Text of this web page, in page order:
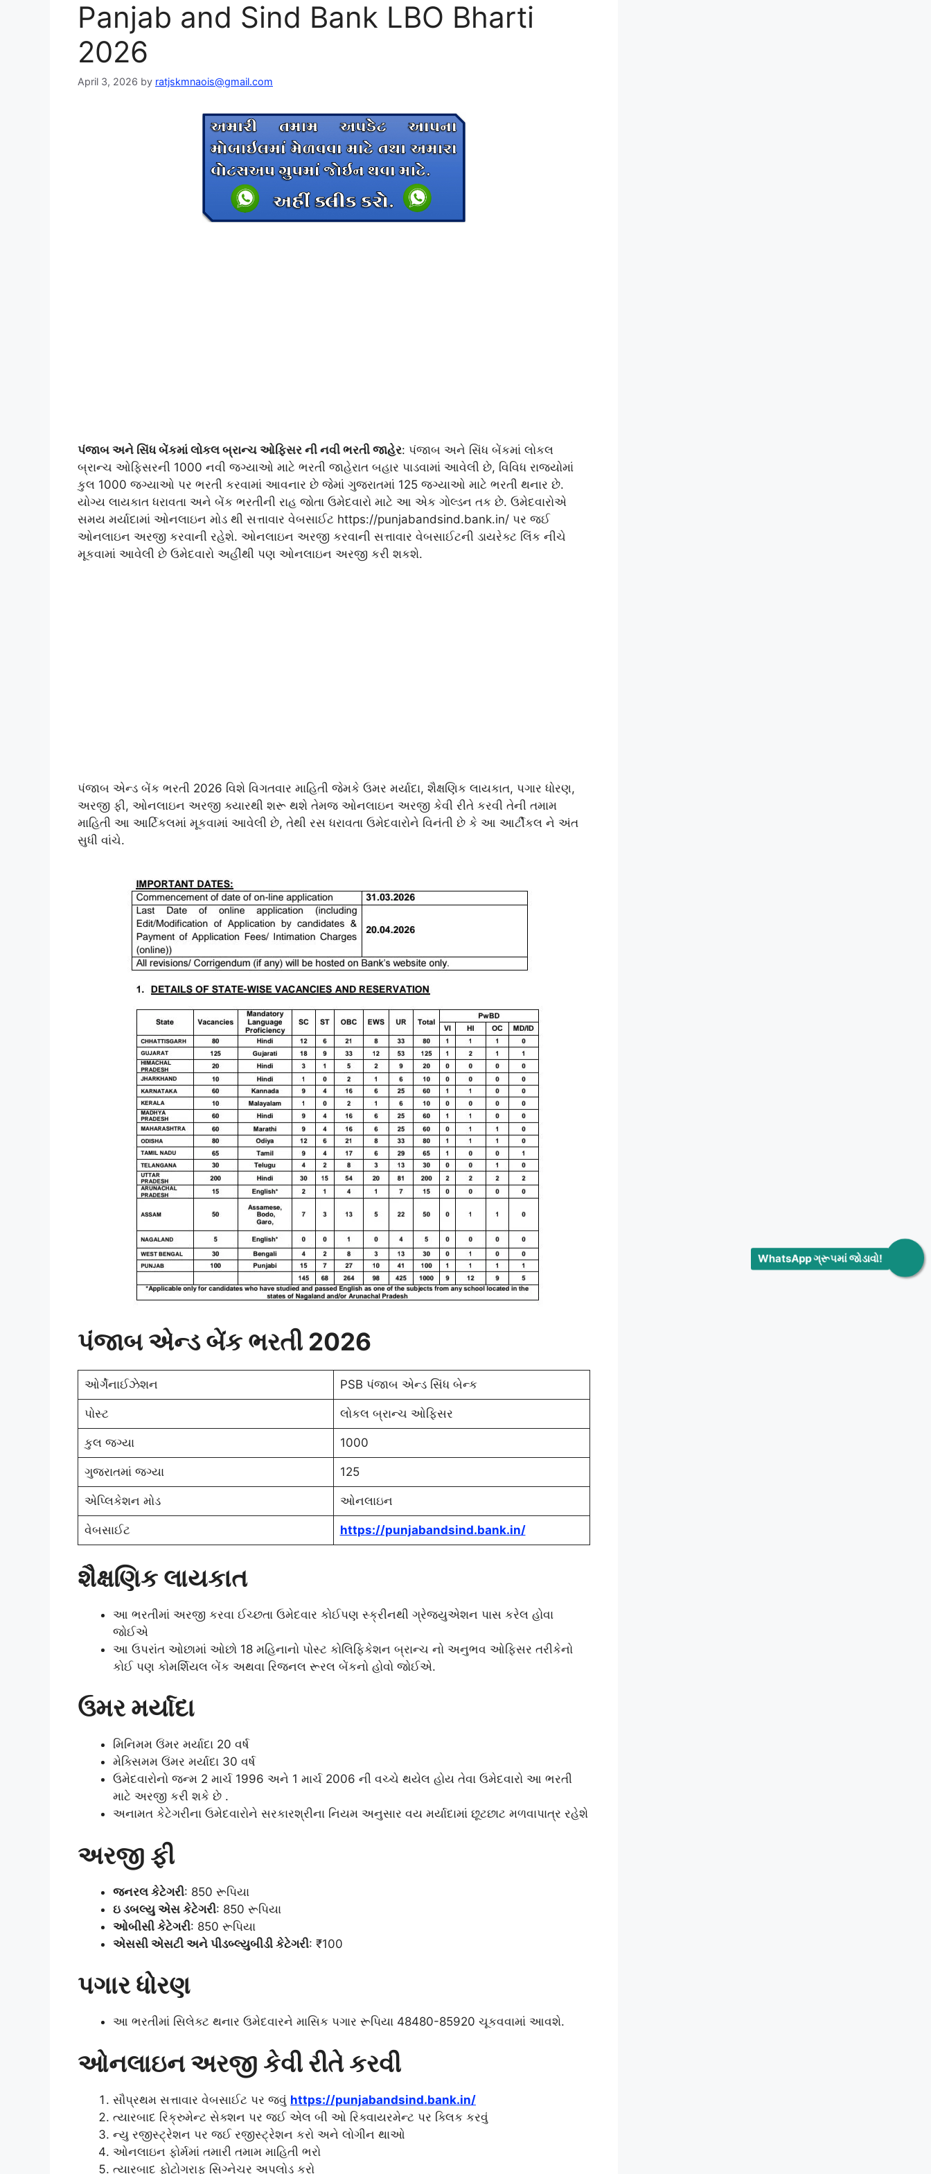
WhatsApp ગ્રૂપમાં જોડાવો!
Panjab and Sind Bank LBO Bharti
2026
April 3, 2026 by ratjskmnaois@gmail.com
પંજાબ અને સિંધ બેંકમાં લોકલ બ્રાન્ચ ઓફિસર ની નવી ભરતી જાહેર: પંજાબ અને સિંધ બેંકમાં લોકલ
બ્રાન્ચ ઓફિસરની 1000 નવી જગ્યાઓ માટે ભરતી જાહેરાત બહાર પાડવામાં આવેલી છે, વિવિધ રાજ્યોમાં
કુલ 1000 જગ્યાઓ પર ભરતી કરવામાં આવનાર છે જેમાં ગુજરાતમાં 125 જગ્યાઓ માટે ભરતી થનાર છે.
યોગ્ય લાયકાત ધરાવતા અને બેંક ભરતીની રાહ જોતા ઉમેદવારો માટે આ એક ગોલ્ડન તક છે. ઉમેદવારોએ
સમય મર્યાદામાં ઓનલાઇન મોડ થી સત્તાવાર વેબસાઈટ https://punjabandsind.bank.in/ પર જઈ
ઓનલાઇન અરજી કરવાની રહેશે. ઓનલાઇન અરજી કરવાની સત્તાવાર વેબસાઈટની ડાયરેક્ટ લિંક નીચે
મૂકવામાં આવેલી છે ઉમેદવારો અહીંથી પણ ઓનલાઇન અરજી કરી શકશે.
પંજાબ એન્ડ બેંક ભરતી 2026 વિશે વિગતવાર માહિતી જેમકે ઉમર મર્યાદા, શૈક્ષણિક લાયકાત, પગાર ધોરણ,
અરજી ફી, ઓનલાઇન અરજી ક્યારથી શરૂ થશે તેમજ ઓનલાઇન અરજી કેવી રીતે કરવી તેની તમામ
માહિતી આ આર્ટિકલમાં મૂકવામાં આવેલી છે, તેથી રસ ધરાવતા ઉમેદવારોને વિનંતી છે કે આ આર્ટીકલ ને અંત
સુધી વાંચે.
પંજાબ એન્ડ બેંક ભરતી 2026
ઓર્ગેનાઈઝેશન PSB પંજાબ એન્ડ સિંધ બેન્ક
પોસ્ટ લોકલ બ્રાન્ચ ઓફિસર
કુલ જગ્યા 1000
ગુજરાતમાં જગ્યા 125
એપ્લિકેશન મોડ ઓનલાઇન
વેબસાઈટ https://punjabandsind.bank.in/
શૈક્ષણિક લાયકાત
આ ભરતીમાં અરજી કરવા ઈચ્છતા ઉમેદવાર કોઈપણ સ્ક્રીનથી ગ્રેજ્યુએશન પાસ કરેલ હોવા
જોઈએ
આ ઉપરાંત ઓછામાં ઓછો 18 મહિનાનો પોસ્ટ કોલિફિકેશન બ્રાન્ચ નો અનુભવ ઓફિસર તરીકેનો
કોઈ પણ કોમર્શિયલ બેંક અથવા રિજનલ રૂરલ બેંકનો હોવો જોઈએ.
ઉમર મર્યાદા
મિનિમમ ઉંમર મર્યાદા 20 વર્ષ
મેક્સિમમ ઉંમર મર્યાદા 30 વર્ષ
ઉમેદવારોનો જન્મ 2 માર્ચ 1996 અને 1 માર્ચ 2006 ની વચ્ચે થયેલ હોય તેવા ઉમેદવારો આ ભરતી
માટે અરજી કરી શકે છે .
અનામત કેટેગરીના ઉમેદવારોને સરકારશ્રીના નિયમ અનુસાર વય મર્યાદામાં છૂટછાટ મળવાપાત્ર રહેશે
અરજી ફી
જનરલ કેટેગરી: 850 રૂપિયા
ઇ ડબલ્યુ એસ કેટેગરી: 850 રૂપિયા
ઓબીસી કેટેગરી: 850 રૂપિયા
એસસી એસટી અને પીડબ્લ્યુબીડી કેટેગરી: ₹100
પગાર ધોરણ
આ ભરતીમાં સિલેક્ટ થનાર ઉમેદવારને માસિક પગાર રૂપિયા 48480-85920 ચૂકવવામાં આવશે.
ઓનલાઇન અરજી કેવી રીતે કરવી
સૌપ્રથમ સત્તાવાર વેબસાઈટ પર જવું https://punjabandsind.bank.in/
ત્યારબાદ રિક્રુમેન્ટ સેક્શન પર જઈ એલ બી ઓ રિક્વાયરમેન્ટ પર ક્લિક કરવું
ન્યુ રજીસ્ટ્રેશન પર જઈ રજીસ્ટ્રેશન કરો અને લોગીન થાઓ
ઓનલાઇન ફોર્મમાં તમારી તમામ માહિતી ભરો
ત્યારબાદ ફોટોગ્રાફ સિગ્નેચર અપલોડ કરો